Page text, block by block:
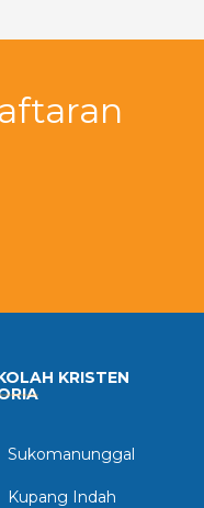
KRISTEN
Sukomanunggal
Kupang Indah